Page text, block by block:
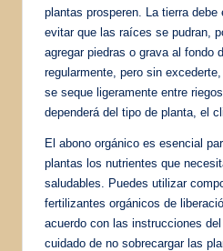
plantas prosperen. La tierra debe
evitar que las raíces se pudran,
agregar piedras o grava al fondo
regularmente, pero sin
se seque ligeramente entre
dependerá del tipo de planta, el
El abono orgánico es esencial
plantas los nutrientes que
saludables. Puedes utilizar
fertilizantes orgánicos de
acuerdo con las instrucciones
cuidado de no sobrecargar las